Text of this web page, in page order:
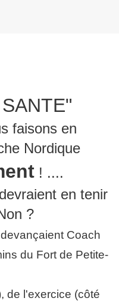
faisons en
Nordique
! ....
en tenir
?
Coach
du Fort de Petite-
de l'exercice (côté